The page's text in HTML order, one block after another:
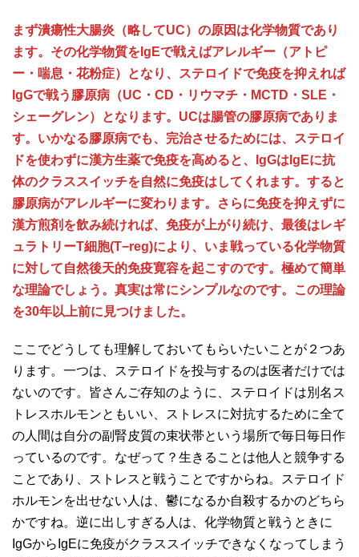
まず潰瘍性大腸炎（略してUC）の原因は化学物質であり
ます。その化学物質をIgEで戦えばアレルギー（アトピ
ー・喘息・花粉症）となり、ステロイドで免疫を抑えれば
IgGで戦う膠原病（UC・CD・リウマチ・MCTD・SLE・
シェーグレン）となります。UCは腸管の膠原病でありま
す。いかなる膠原病でも、完治させるためには、ステロイ
ドを使わずに漢方生薬で免疫を高めると、IgGはIgEに抗
体のクラススイッチを自然に免疫はしてくれます。すると
膠原病がアレルギーに変わります。さらに免疫を抑えずに
漢方煎剤を飲み続ければ、免疫が上がり続け、最後はレギ
ュラトリーT細胞(T−reg)により、いま戦っている化学物質
に対して自然後天的免疫寛容を起こすのです。極めて簡単
な理論でしょう。真実は常にシンプルなのです。この理論
を30年以上前に見つけました。
ここでどうしても理解しておいてもらいたいことが２つあ
ります。一つは、ステロイドを投与するのは医者だけでは
ないのです。皆さんご存知のように、ステロイドは別名ス
トレスホルモンともいい、ストレスに対抗するために全て
の人間は自分の副腎皮質の束状帯という場所で毎日毎日作
っているのです。なぜって？生きることは他人と競争する
ことであり、ストレスと戦うことですからね。ステロイド
ホルモンを出せない人は、鬱になるか自殺するかのどちら
かですね。逆に出しすぎる人は、化学物質と戦うときに
IgGからIgEに免疫がクラススイッチできなくなってしまう